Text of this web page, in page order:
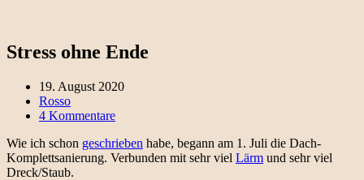
Stress ohne Ende
19. August 2020
Rosso
4 Kommentare
Wie ich schon geschrieben habe, begann am 1. Juli die Dach-
Komplettsanierung. Verbunden mit sehr viel Lärm und sehr viel
Dreck/Staub.